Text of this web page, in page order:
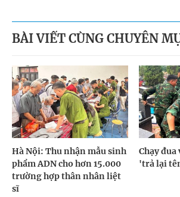
BÀI VIẾT CÙNG CHUYÊN
Hà Nội: Thu nhận mẫu sinh
phẩm ADN cho hơn 15.000
trường hợp thân nhân liệt
sĩ
Chạy
'trả lại